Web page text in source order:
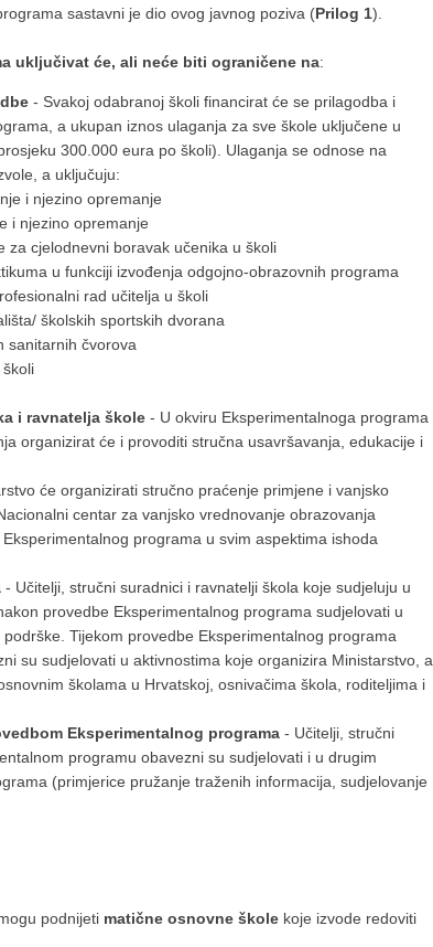
sastavni je dio ovog javnog poziva (Prilog 1).
uključivat će, ali neće biti ograničene na:
- Svakoj odabranoj školi financirat će se prilagodba i
a ukupan iznos ulaganja za sve škole uključene u
300.000 eura po školi). Ulaganja se odnose na
a uključuju:
i njezino opremanje
i njezino opremanje
cjelodnevni boravak učenika u školi
u funkciji izvođenja odgojno-obrazovnih programa
rad učitelja u školi
školskih sportskih dvorana
sanitarnih čvorova
i ravnatelja škole - U okviru Eksperimentalnoga programa
organizirat će i provoditi stručna usavršavanja, edukacije i
će organizirati stručno praćenje primjene i vanjsko
centar za vanjsko vrednovanje obrazovanja
programa u svim aspektima ishoda
- Učitelji, stručni suradnici i ravnatelji škola koje sudjeluju u
provedbe Eksperimentalnog programa sudjelovati u
Tijekom provedbe Eksperimentalnog programa
su sudjelovati u aktivnostima koje organizira Ministarstvo, a
školama u Hrvatskoj, osnivačima škola, roditeljima i
Eksperimentalnog programa - Učitelji, stručni
programu obavezni su sudjelovati i u drugim
(primjerice pružanje traženih informacija, sudjelovanje
podnijeti matične osnovne škole koje izvode redoviti